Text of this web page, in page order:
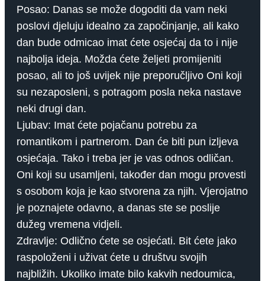
Posao: Danas se može dogoditi da vam neki
poslovi djeluju idealno za započinjanje, ali kako
dan bude odmicao imat ćete osjećaj da to i nije
najbolja ideja. Možda ćete željeti promijeniti
posao, ali to još uvijek nije preporučljivo Oni koji
su nezaposleni, s potragom posla neka nastave
neki drugi dan.
Ljubav: Imat ćete pojačanu potrebu za
romantikom i partnerom. Dan će biti pun izljeva
osjećaja. Tako i treba jer je vas odnos odličan.
Oni koji su usamljeni, također dan mogu provesti
s osobom koja je kao stvorena za njih. Vjerojatno
je poznajete odavno, a danas ste se poslije
dužeg vremena vidjeli.
Zdravlje: Odlično ćete se osjećati. Bit ćete jako
raspoloženi i uživat ćete u društvu svojih
najbližih. Ukoliko imate bilo kakvih nedoumica,